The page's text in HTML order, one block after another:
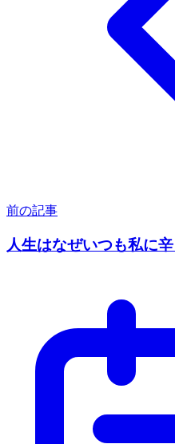
前の記事
人生はなぜいつも私に